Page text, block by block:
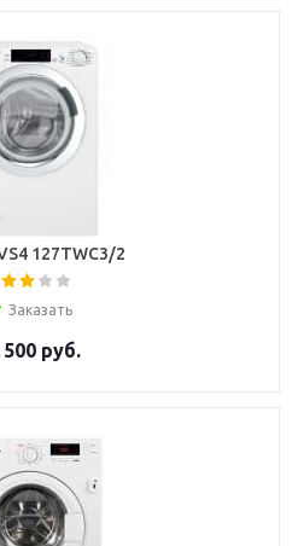
127TWC3/2
Заказать
500руб.